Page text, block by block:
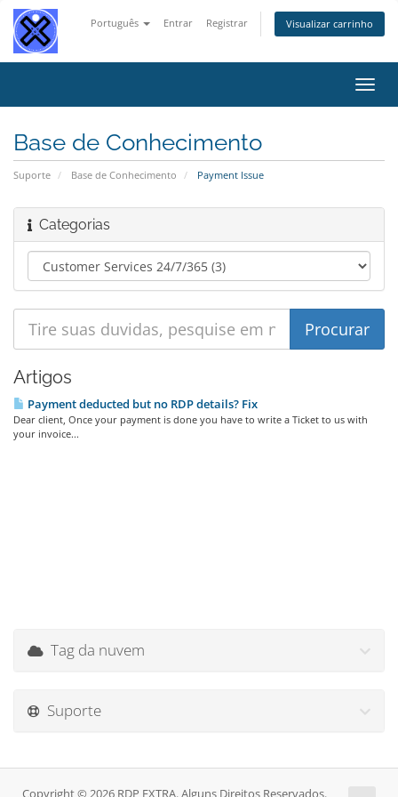
Português Entrar Registrar Visualizar carrinho
Base de Conhecimento
Suporte Base de Conhecimento Payment Issue
Categorias
Artigos
Payment deducted but no RDP details? Fix
Dear client, Once your payment is done you have to write a Ticket to us with
your invoice...
Tag da nuvem
Suporte
Copyright © 2026 RDP EXTRA. Alguns Direitos Reservados.